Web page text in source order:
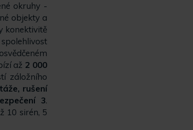
okruhy -
objekty a
konektivitě
až 2 000
záložního
rušení
3.
10 sirén, 5